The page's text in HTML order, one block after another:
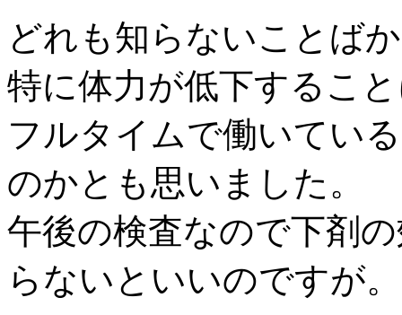
どれも知らないことば
特に体力が低下するこ
フルタイムで働いてい
のかとも思いました。
午後の検査なので下剤
らないといいのですが。